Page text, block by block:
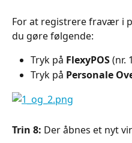
For at registrere fravær i
du gøre følgende:
Tryk på FlexyPOS (nr.
Tryk på Personale
Trin 8: Der åbnes et nyt